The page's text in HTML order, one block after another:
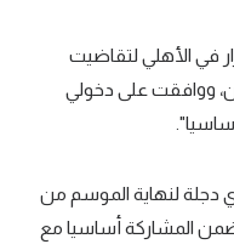
في الأهلي لتقاضيت
ووافقت على دخولي
دجلة لنهاية الموسم من
أضمن المشاركة أساسيا مع